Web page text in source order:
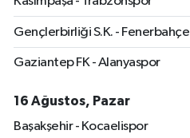
Gençlerbirliği S.K. - Fenerbahçe
Gaziantep FK - Alanyaspor
16 Ağustos, Pazar
Başakşehir - Kocaelispor